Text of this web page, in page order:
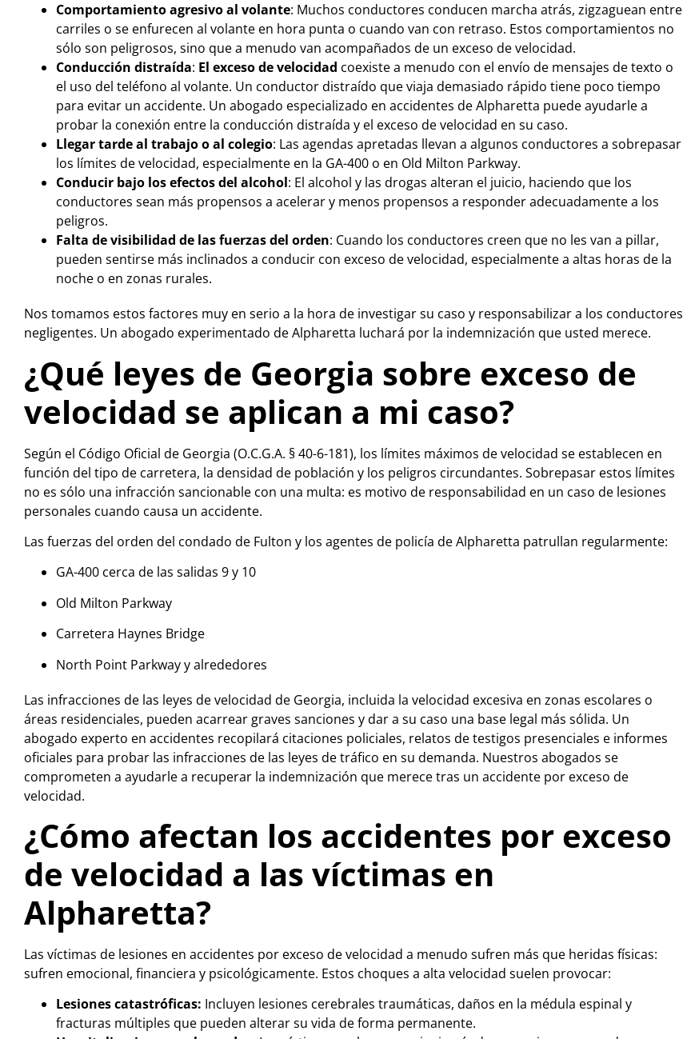
Comportamiento agresivo al volante: Muchos conductores conducen marcha atrás, zigzaguean entre
carriles o se enfurecen al volante en hora punta o cuando van con retraso. Estos comportamientos no
sólo son peligrosos, sino que a menudo van acompañados de un exceso de velocidad.
Conducción distraída: El exceso de velocidad coexiste a menudo con el envío de mensajes de texto o
el uso del teléfono al volante. Un conductor distraído que viaja demasiado rápido tiene poco tiempo
para evitar un accidente. Un abogado especializado en accidentes de Alpharetta puede ayudarle a
probar la conexión entre la conducción distraída y el exceso de velocidad en su caso.
Llegar tarde al trabajo o al colegio: Las agendas apretadas llevan a algunos conductores a sobrepasar
los límites de velocidad, especialmente en la GA-400 o en Old Milton Parkway.
Conducir bajo los efectos del alcohol: El alcohol y las drogas alteran el juicio, haciendo que los
conductores sean más propensos a acelerar y menos propensos a responder adecuadamente a los
peligros.
Falta de visibilidad de las fuerzas del orden: Cuando los conductores creen que no les van a pillar,
pueden sentirse más inclinados a conducir con exceso de velocidad, especialmente a altas horas de la
noche o en zonas rurales.
Nos tomamos estos factores muy en serio a la hora de investigar su caso y responsabilizar a los conductores
negligentes. Un abogado experimentado de Alpharetta luchará por la indemnización que usted merece.
¿Qué leyes de Georgia sobre exceso de
velocidad se aplican a mi caso?
Según el Código Oficial de Georgia (O.C.G.A. § 40-6-181), los límites máximos de velocidad se establecen en
función del tipo de carretera, la densidad de población y los peligros circundantes. Sobrepasar estos límites
no es sólo una infracción sancionable con una multa: es motivo de responsabilidad en un caso de lesiones
personales cuando causa un accidente.
Las fuerzas del orden del condado de Fulton y los agentes de policía de Alpharetta patrullan regularmente:
GA-400 cerca de las salidas 9 y 10
Old Milton Parkway
Carretera Haynes Bridge
North Point Parkway y alrededores
Las infracciones de las leyes de velocidad de Georgia, incluida la velocidad excesiva en zonas escolares o
áreas residenciales, pueden acarrear graves sanciones y dar a su caso una base legal más sólida. Un
abogado experto en accidentes recopilará citaciones policiales, relatos de testigos presenciales e informes
oficiales para probar las infracciones de las leyes de tráfico en su demanda. Nuestros abogados se
comprometen a ayudarle a recuperar la indemnización que merece tras un accidente por exceso de
velocidad.
¿Cómo afectan los accidentes por exceso
de velocidad a las víctimas en
Alpharetta?
Las víctimas de lesiones en accidentes por exceso de velocidad a menudo sufren más que heridas físicas:
sufren emocional, financiera y psicológicamente. Estos choques a alta velocidad suelen provocar:
Lesiones catastróficas: Incluyen lesiones cerebrales traumáticas, daños en la médula espinal y
fracturas múltiples que pueden alterar su vida de forma permanente.